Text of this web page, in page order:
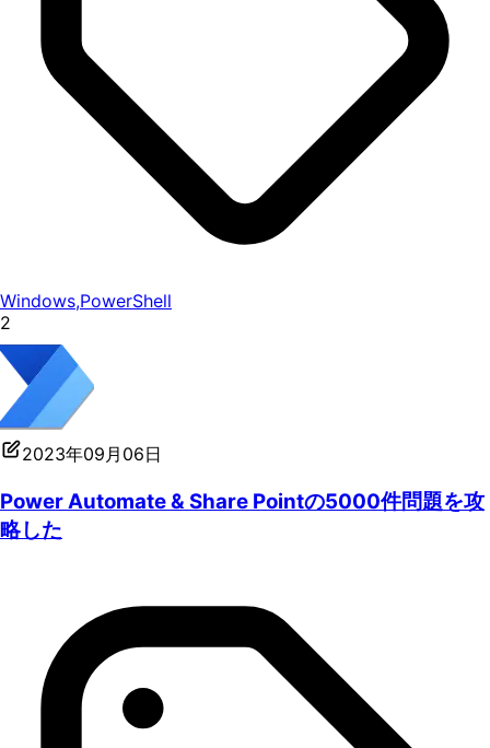
Windows,PowerShell
2
2023年09月06日
Power Automate & Share Pointの5000件問題を攻
略した